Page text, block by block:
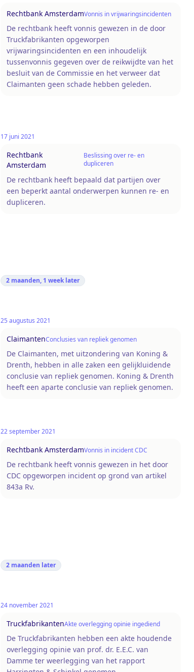
Rechtbank AmsterdamVonnis in vrijwaringsincidenten
De rechtbank heeft vonnis gewezen in de door
Truckfabrikanten opgeworpen
vrijwaringsincidenten en een inhoudelijk
tussenvonnis gegeven over de reikwijdte van het
besluit van de Commissie en het verweer dat
Claimanten geen schade hebben geleden.
17 juni 2021
Rechtbank
Amsterdam
Beslissing over re- en
dupliceren
De rechtbank heeft bepaald dat partijen over
een beperkt aantal onderwerpen kunnen re- en
dupliceren.
2 maanden, 1 week later
25 augustus 2021
ClaimantenConclusies van repliek genomen
De Claimanten, met uitzondering van Koning &
Drenth, hebben in alle zaken een gelijkluidende
conclusie van repliek genomen. Koning & Drenth
heeft een aparte conclusie van repliek genomen.
22 september 2021
Rechtbank AmsterdamVonnis in incident CDC
De rechtbank heeft vonnis gewezen in het door
CDC opgeworpen incident op grond van artikel
843a Rv.
2 maanden later
24 november 2021
TruckfabrikantenAkte overlegging opinie ingediend
De Truckfabrikanten hebben een akte houdende
overlegging opinie van prof. dr. E.E.C. van
Damme ter weerlegging van het rapport